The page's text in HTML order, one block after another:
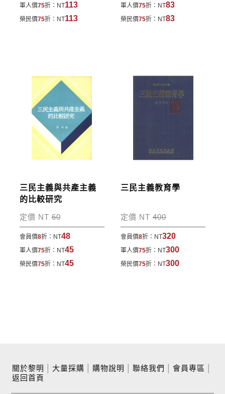
寄送說明:
付款完成後，本公司將於七日內以郵寄方式寄送到您
所指定的地點。
軍人價75折： NT113
榮民價75折： NT113
軍人價75折： NT83
榮民價75折： NT83
三民主義與共產主義
的比較研究
定價 NT60
會員價8折： NT48
軍人價75折： NT45
榮民價75折： NT45
三民主義教育學
定價 NT400
會員價8折： NT320
軍人價75折： NT300
榮民價75折： NT300
關於黎明 大量採購 購物說明 聯絡我們 會員專區
返回首頁